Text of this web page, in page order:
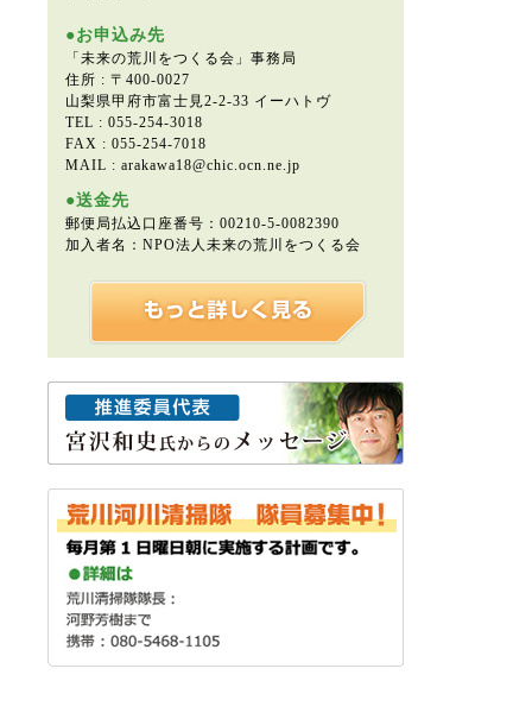
●お申込み先
「未来の荒川をつくる会」事務局
住所 : 〒400-0027
山梨県甲府市富士見2-2-33 イーハトヴ
TEL : 055-254-3018
FAX : 055-254-7018
MAIL : arakawa18@chic.ocn.ne.jp
●送金先
郵便局払込口座番号：00210-5-0082390
加入者名：NPO法人未来の荒川をつくる会